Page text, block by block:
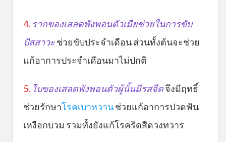
4. รากของเสลดพังพอนตัวเมียช่วยในการขับ
ปัสสาวะช่วยขับประจำเดือน ส่วนทั้งต้นจะช่วย
แก้อาการประจำเดือนมาไม่ปกติ
5. ใบของเสลดพังพอนตัวผู้นั้นมีรสจืดจึงมีฤทธิ์
ช่วยรักษาโรคเบาหวานช่วยแก้อาการปวดฟัน
เหงือกบวม รวมทั้งยังแก้โรคริดสีดวงทวาร